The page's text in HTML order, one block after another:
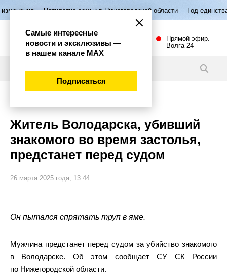
Пятилетие семьи в Нижегородской области Год единства народов
Прямой эфир.
Волга 24
Житель Володарска, убивший
знакомого во время застолья,
предстанет перед судом
26 марта 2025 года, 13:44
Он пытался спрятать труп в яме.
Мужчина предстанет перед судом за убийство знакомого
в Володарске. Об этом сообщает СУ СК России
по Нижегородской области.
Самые интересные
новости и эксклюзивы —
в нашем канале МАХ
Подписаться